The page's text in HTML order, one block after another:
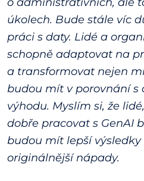
o administrativních, ale
úkolech. Bude stále víc
práci s daty. Lidé a
schopně adaptovat na
a transformovat nejen
budou mít v porovnání s
výhodu. Myslím si, že
dobře pracovat s GenAI
budou mít lepší
originálnější nápady.